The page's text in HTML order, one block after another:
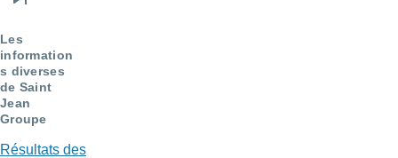
Dernière
Les
information
s diverses
de Saint
Jean
Groupe
Résultats des